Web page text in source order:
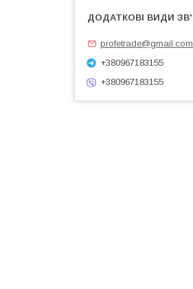
profetrade@gmail.com
+380967183155
+380967183155